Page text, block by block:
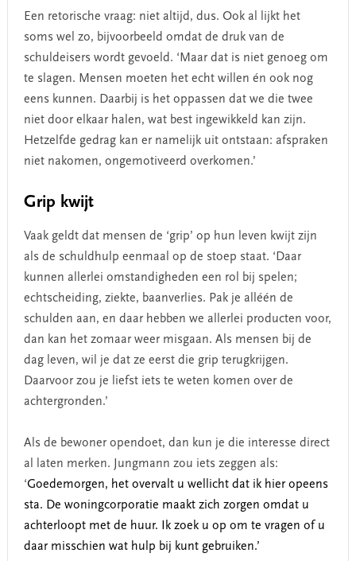
Een retorische vraag: niet altijd, dus. Ook al lijkt het
soms wel zo, bijvoorbeeld omdat de druk van de
schuldeisers wordt gevoeld. ‘Maar dat is niet genoeg om
te slagen. Mensen moeten het echt willen én ook nog
eens kunnen. Daarbij is het oppassen dat we die twee
niet door elkaar halen, wat best ingewikkeld kan zijn.
Hetzelfde gedrag kan er namelijk uit ontstaan: afspraken
niet nakomen, ongemotiveerd overkomen.’
Grip kwijt
Vaak geldt dat mensen de ‘grip’ op hun leven kwijt zijn
als de schuldhulp eenmaal op de stoep staat. ‘Daar
kunnen allerlei omstandigheden een rol bij spelen;
echtscheiding, ziekte, baanverlies. Pak je alléén de
schulden aan, en daar hebben we allerlei producten voor,
dan kan het zomaar weer misgaan. Als mensen bij de
dag leven, wil je dat ze eerst die grip terugkrijgen.
Daarvoor zou je liefst iets te weten komen over de
achtergronden.’
Als de bewoner opendoet, dan kun je die interesse direct
al laten merken. Jungmann zou iets zeggen als:
‘Goedemorgen, het overvalt u wellicht dat ik hier opeens
sta. De woningcorporatie maakt zich zorgen omdat u
achterloopt met de huur. Ik zoek u op om te vragen of u
daar misschien wat hulp bij kunt gebruiken.’